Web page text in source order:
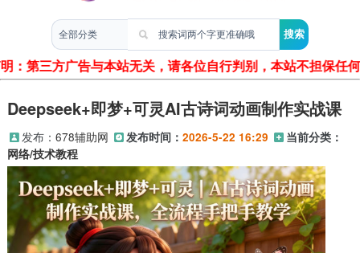
明：第三方广告与本站无关，请各位自行判别，本站不担保
Deepseek+即梦+可灵AI古诗词动画制作实战课
发布： 678辅助网 发布时间： 2026-5-22 16:29
当前分类：
网络/技术教程